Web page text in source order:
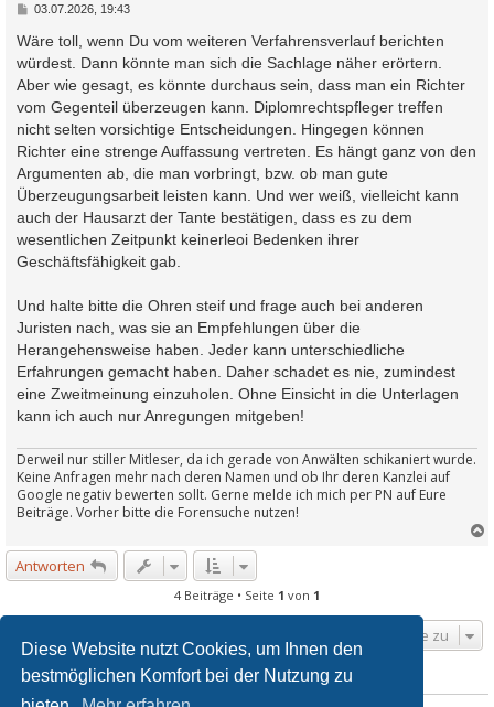
Diese Website nutzt Cookies, um Ihnen den
bestmöglichen Komfort bei der Nutzung zu
B
i
t
r
a
g
03.07.2026, 19:43
Wäre toll, wenn Du vom weiteren Verfahrensverlauf berichten
würdest. Dann könnte man sich die Sachlage näher erörtern.
Aber wie gesagt, es könnte durchaus sein, dass man ein Richter
vom Gegenteil überzeugen kann. Diplomrechtspfleger treffen
nicht selten vorsichtige Entscheidungen. Hingegen können
Richter eine strenge Auffassung vertreten. Es hängt ganz von den
Argumenten ab, die man vorbringt, bzw. ob man gute
Überzeugungsarbeit leisten kann. Und wer weiß, vielleicht kann
auch der Hausarzt der Tante bestätigen, dass es zu dem
wesentlichen Zeitpunkt keinerleoi Bedenken ihrer
Geschäftsfähigkeit gab.
Und halte bitte die Ohren steif und frage auch bei anderen
Juristen nach, was sie an Empfehlungen über die
Herangehensweise haben. Jeder kann unterschiedliche
Erfahrungen gemacht haben. Daher schadet es nie, zumindest
eine Zweitmeinung einzuholen. Ohne Einsicht in die Unterlagen
kann ich auch nur Anregungen mitgeben!
Derweil nur stiller Mitleser, da ich gerade von Anwälten schikaniert wurde.
Keine Anfragen mehr nach deren Namen und ob Ihr deren Kanzlei auf
Google negativ bewerten sollt. Gerne melde ich mich per PN auf Eure
Beiträge. Vorher bitte die Forensuche nutzen!
Antworten
4 Beiträge • Seite 1 von 1
Gehe zu
WER IST ONLINE?